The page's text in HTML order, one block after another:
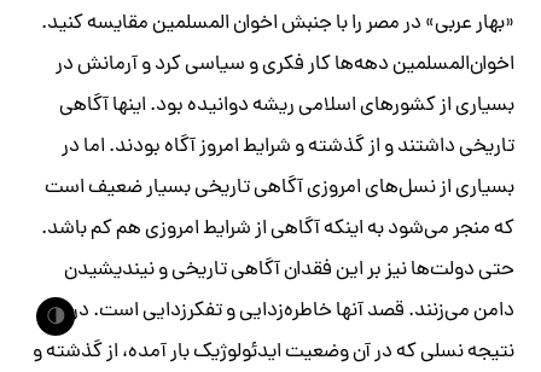
«بهار عربی» در مصر را با جنبش اخوان المسلمین مقایسه کنید.
اخوان‌المسلمین دهه‌ها کار فکری و سیاسی کرد و آرمانش در
بسیاری از کشورهای اسلامی ریشه دوانیده بود. اینها آگاهی
تاریخی داشتند و از گذشته و شرایط امروز آگاه بودند. اما در
بسیاری از نسل‌های امروزی آگاهی تاریخی بسیار ضعیف است
که منجر می‌شود به اینکه آگاهی از شرایط امروزی هم کم باشد.
حتی دولت‌ها نیز بر این فقدان آگاهی تاریخی و نیندیشیدن
دامن می‌زنند. قصد آنها خاطره‌زدایی و تفکرزدایی است. در
نتیجه نسلی که در آن وضعیت ایدئولوژیک بار آمده، از گذشته و
🌗